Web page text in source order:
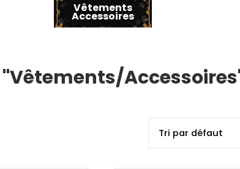
Vêtements
Accessoires